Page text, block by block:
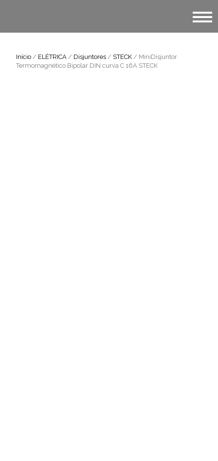
Início/ ELÉTRICA/ Disjuntores/ STECK/ MiniDisjuntor
Termomagnético Bipolar DIN curva C 16A STECK